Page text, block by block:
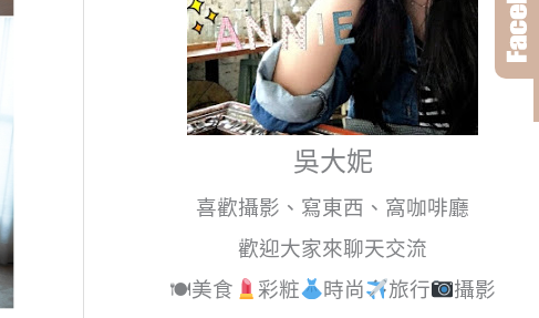
吳大妮
喜歡攝影、寫東西、窩咖啡廳
歡迎大家來聊天交流
🍽美食
彩粧 時尚 旅行
攝影